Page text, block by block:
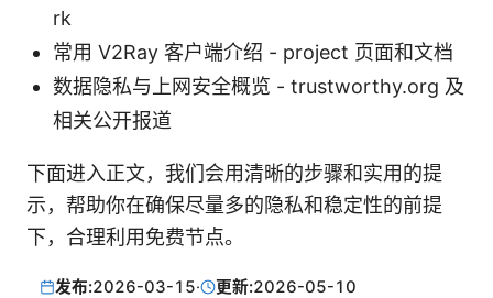
rk
常用 V2Ray 客户端介绍 - project 页面和文档
数据隐私与上网安全概览 - trustworthy.org 及
相关公开报道
下面进入正文，我们会用清晰的步骤和实用的提
示，帮助你在确保尽量多的隐私和稳定性的前提
下，合理利用免费节点。
发布:2026-03-15· 更新:2026-05-10